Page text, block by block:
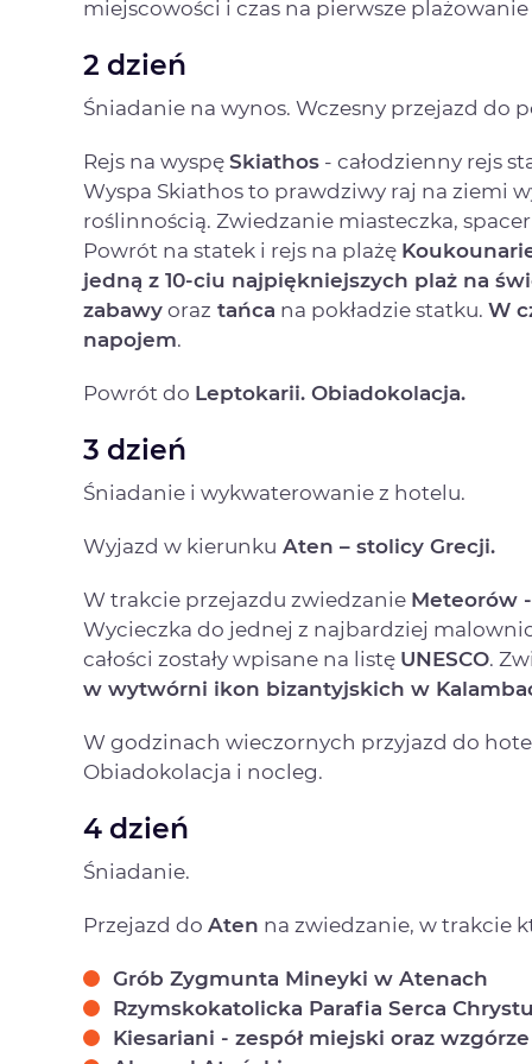
miejscowości i czas na pierwsze
2 dzień
Śniadanie na wynos. Wczesny przejazd do
Rejs na wyspę Skiathos - całodzienny rejs
Wyspa Skiathos to prawdziwy raj na ziemi
roślinnością. Zwiedzanie miasteczka,
Powrót na statek i rejs na plażę
jedną z 10-ciu najpiękniejszych plaż na
zabawy oraz tańca na pokładzie statku. W
napojem.
Powrót do Leptokarii. Obiadokolacja.
3 dzień
Śniadanie i wykwaterowanie z hotelu.
Wyjazd w kierunku Aten – stolicy Grecji.
W trakcie przejazdu zwiedzanie Meteorów
Wycieczka do jednej z najbardziej
całości zostały wpisane na listę UNESCO.
w wytwórni ikon bizantyjskich w
W godzinach wieczornych przyjazd do
Obiadokolacja i nocleg.
4 dzień
Śniadanie.
Przejazd do Aten na zwiedzanie, w trakcie
Grób Zygmunta Mineyki w Atenach
Rzymskokatolicka Parafia Serca
Kiesariani - zespół miejski oraz